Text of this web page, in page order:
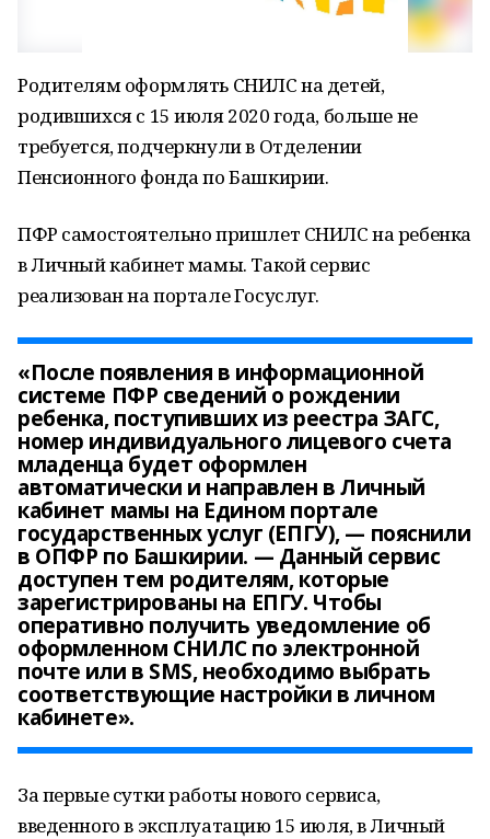
Родителям оформлять СНИЛС на детей,
родившихся с 15 июля 2020 года, больше не
требуется, подчеркнули в Отделении
Пенсионного фонда по Башкирии.
ПФР самостоятельно пришлет СНИЛС на ребенка
в Личный кабинет мамы. Такой сервис
реализован на портале Госуслуг.
«После появления в информационной
системе ПФР сведений о рождении
ребенка, поступивших из реестра ЗАГС,
номер индивидуального лицевого счета
младенца будет оформлен
автоматически и направлен в Личный
кабинет мамы на Едином портале
государственных услуг (ЕПГУ), — пояснили
в ОПФР по Башкирии. — Данный сервис
доступен тем родителям, которые
зарегистрированы на ЕПГУ. Чтобы
оперативно получить уведомление об
оформленном СНИЛС по электронной
почте или в SMS, необходимо выбрать
соответствующие настройки в личном
кабинете».
За первые сутки работы нового сервиса,
введенного в эксплуатацию 15 июля, в Личный